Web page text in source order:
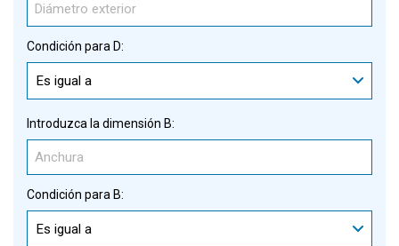
Condición para D:
Es igual a
Introduzca la dimensión B:
Condición para B:
Es igual a